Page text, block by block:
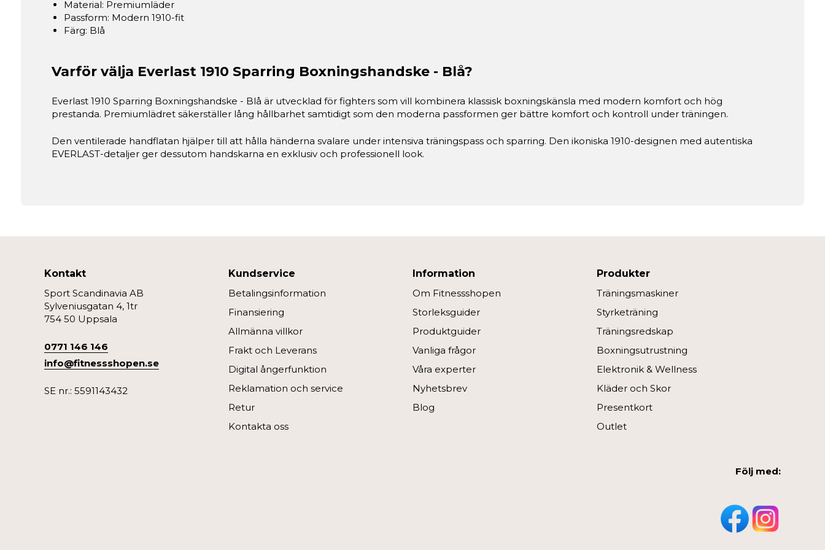
Material: Premiumläder
Passform: Modern 1910-fit
Färg: Blå
Varför välja Everlast 1910 Sparring Boxningshandske - Blå?
Everlast 1910 Sparring Boxningshandske - Blå är utvecklad för fighters som vill kombinera klassisk boxningskänsla med modern komfort och hög
prestanda. Premiumlädret säkerställer lång hållbarhet samtidigt som den moderna passformen ger bättre komfort och kontroll under träningen.
Den ventilerade handflatan hjälper till att hålla händerna svalare under intensiva träningspass och sparring. Den ikoniska 1910-designen med autentiska
EVERLAST-detaljer ger dessutom handskarna en exklusiv och professionell look.
Kontakt
Sport Scandinavia AB
Sylveniusgatan 4, 1tr
754 50 Uppsala
0771 146 146
info@fitnessshopen.se
SE nr.: 5591143432
Kundservice
Betalingsinformation
Finansiering
Allmänna villkor
Frakt och Leverans
Digital ångerfunktion
Reklamation och service
Retur
Kontakta oss
Information
Om Fitnessshopen
Storleksguider
Produktguider
Vanliga frågor
Våra experter
Nyhetsbrev
Blog
Produkter
Träningsmaskiner
Styrketräning
Träningsredskap
Boxningsutrustning
Elektronik & Wellness
Kläder och Skor
Presentkort
Outlet
Följ med: